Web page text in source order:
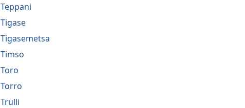
Teppani
Tigase
Tigasemetsa
Timso
Toro
Torro
Trulli